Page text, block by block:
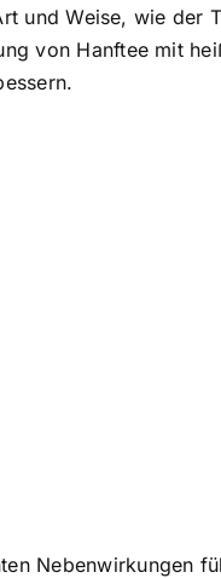
und Weise, wie der
von Hanftee mit
Nebenwirkungen